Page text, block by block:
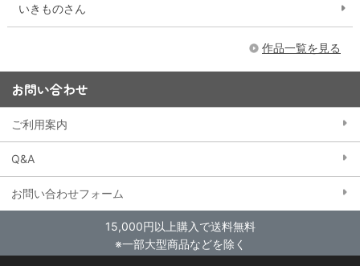
いきものさん
作品一覧を見る
お問い合わせ
ご利用案内
Q&A
お問い合わせフォーム
15,000円以上購入で送料無料
※一部大型商品などを除く